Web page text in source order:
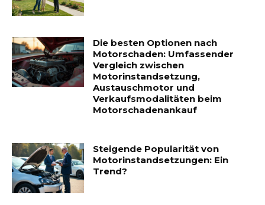
Die besten Optionen nach
Motorschaden: Umfassender
Vergleich zwischen
Motorinstandsetzung,
Austauschmotor und
Verkaufsmodalitäten beim
Motorschadenankauf
Steigende Popularität von
Motorinstandsetzungen: Ein
Trend?